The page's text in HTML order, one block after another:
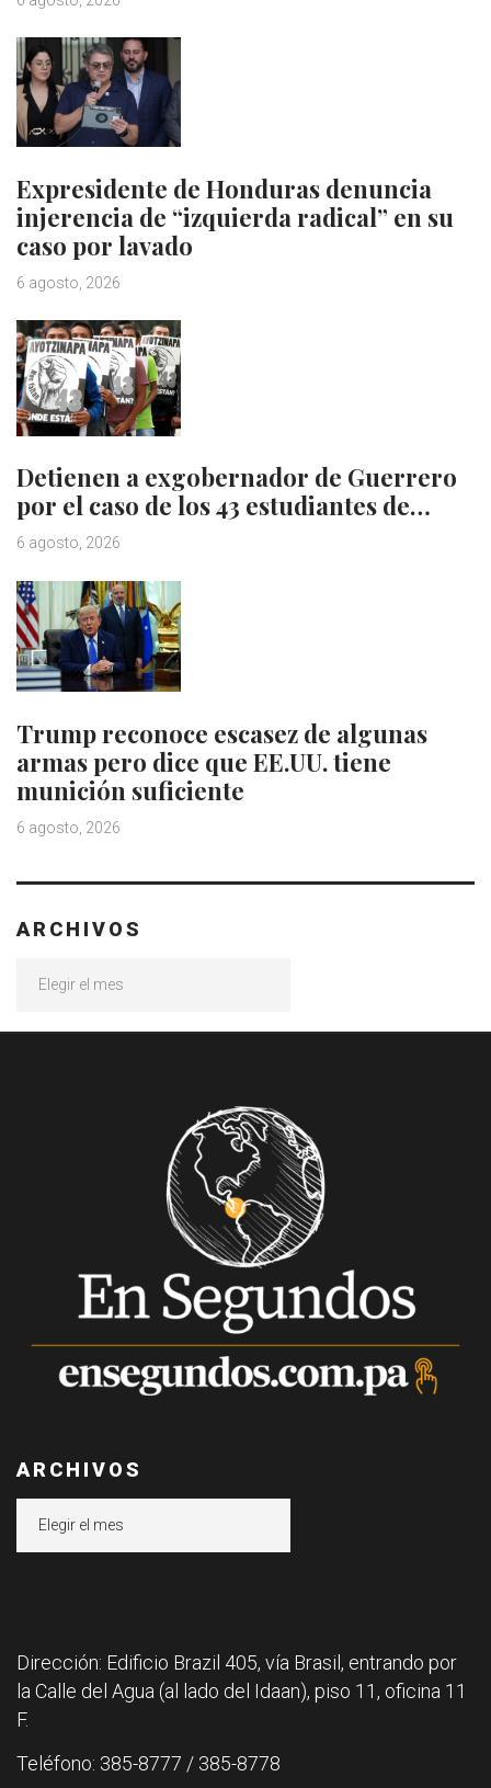
Expresidente de Honduras denuncia
injerencia de “izquierda radical” en su
caso por lavado
6 agosto, 2026
Detienen a exgobernador de Guerrero
por el caso de los 43 estudiantes de…
6 agosto, 2026
Trump reconoce escasez de algunas
armas pero dice que EE.UU. tiene
munición suficiente
6 agosto, 2026
ARCHIVOS
ARCHIVOS
Dirección: Edificio Brazil 405, vía Brasil, entrando por
la Calle del Agua (al lado del Idaan), piso 11, oficina 11
F.
Teléfono: 385-8777 / 385-8778